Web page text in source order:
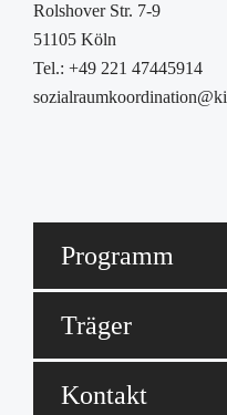
Rolshover Str. 7-9
51105 Köln
Tel.: +49 221 47445914
Programm
Träger
Kontakt